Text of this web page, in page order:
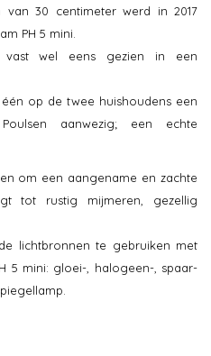
van 30 centimeter werd in 2017
PH 5 mini.
wel eens gezien in een
op de twee huishoudens een
aanwezig; een echte
om een aangename en zachte
tot rustig mijmeren, gezellig
lichtbronnen te gebruiken met
5 mini: gloei-, halogeen-, spaar-